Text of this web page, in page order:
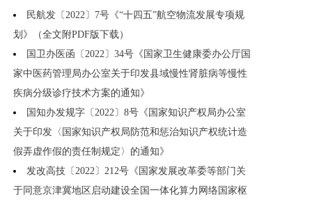
民航发〔2022〕7号《“十四五”航空物流发展专项规
划》（全文附PDF版下载）
国卫办医函〔2022〕34号《国家卫生健康委办公厅国
家中医药管理局办公室关于印发县域慢性肾脏病等慢性
疾病分级诊疗技术方案的通知》
国知办发规字〔2022〕8号《国家知识产权局办公室
关于印发〈国家知识产权局防范和惩治知识产权统计造
假弄虚作假的责任制规定〉的通知》
发改高技〔2022〕212号《国家发展改革委等部门关
于同意京津冀地区启动建设全国一体化算力网络国家枢